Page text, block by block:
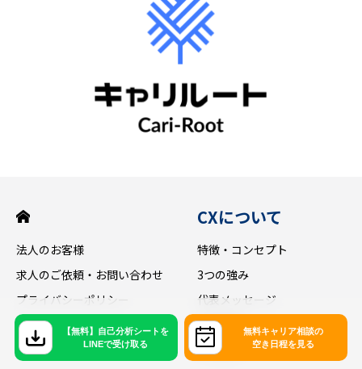
【無料】自己分析シートを
LINEで受け取る
無料キャリア相談の
空き日程を見る
法人のお客様
求人のご依頼・お問い合わせ
プライバシーポリシー
CXについて
特徴・コンセプト
3つの強み
代表メッセージ
会社概要
アクセス